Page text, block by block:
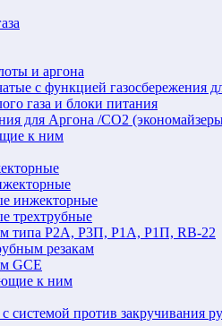
и аргона
c функцией газосбережения
газа и блоки питания
для Аргона /СО2
к ним
инжекторные
трехтрубные
типа Р2А, Р3П, Р1А, Р1П, RB-22
резакам
GCE
к ним
системой против закручивания